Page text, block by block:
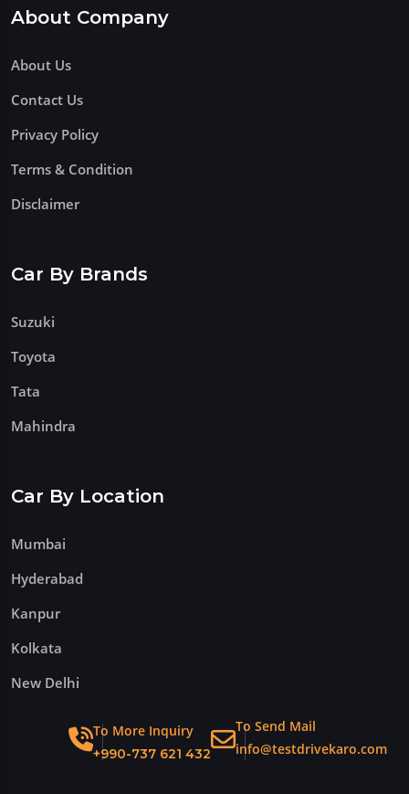
About Company
About Us
Contact Us
Privacy Policy
Terms & Condition
Disclaimer
Car By Brands
Suzuki
Toyota
Tata
Mahindra
Car By Location
Mumbai
Hyderabad
Kanpur
Kolkata
New Delhi
To More Inquiry
+990-737 621 432
To Send Mail
info@testdrivekaro.com